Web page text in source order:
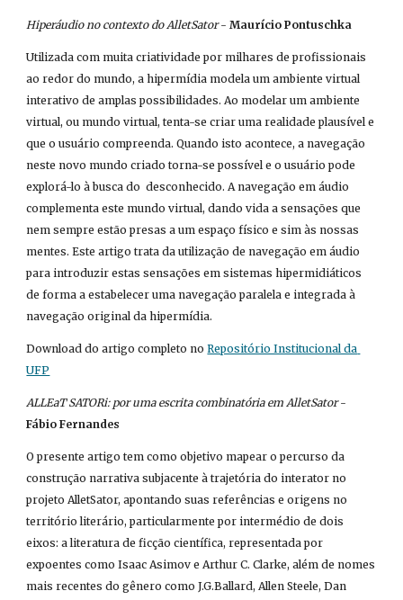
Hiperáudio no contexto do AlletSator - Maurício Pontuschka
Utilizada com muita criatividade por milhares de profissionais
ao redor do mundo, a hipermídia modela um ambiente virtual
interativo de amplas possibilidades. Ao modelar um ambiente
virtual, ou mundo virtual, tenta-se criar uma realidade plausível e
que o usuário compreenda. Quando isto acontece, a navegação
neste novo mundo criado torna-se possível e o usuário pode
explorá-lo à busca do  desconhecido. A navegação em áudio
complementa este mundo virtual, dando vida a sensações que
nem sempre estão presas a um espaço físico e sim às nossas
mentes. Este artigo trata da utilização de navegação em áudio
para introduzir estas sensações em sistemas hipermidiáticos
de forma a estabelecer uma navegação paralela e integrada à
navegação original da hipermídia.
Download do artigo completo no Repositório Institucional da
UFP
ALLEaT SATORi: por uma escrita combinatória em AlletSator
Fábio Fernandes
O presente artigo tem como objetivo mapear o percurso da
construção narrativa subjacente à trajetória do interator no
projeto AlletSator, apontando suas referências e origens no
território literário, particularmente por intermédio de dois
eixos: a literatura de ficção científica, representada por
expoentes como Isaac Asimov e Arthur C. Clarke, além de nomes
mais recentes do gênero como J.G.Ballard, Allen Steele, Dan